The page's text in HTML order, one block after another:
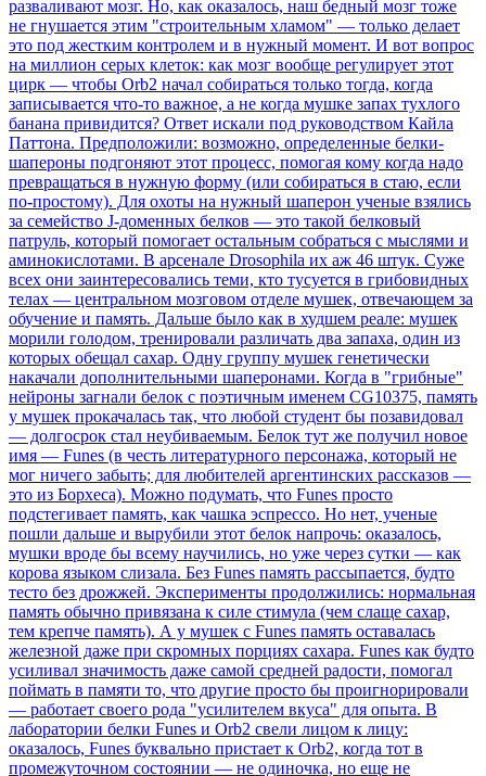
разваливают мозг. Но, как оказалось, наш бедный мозг тоже
не гнушается этим "строительным хламом" — только делает
это под жестким контролем и в нужный момент. И вот вопрос
на миллион серых клеток: как мозг вообще регулирует этот
цирк — чтобы Orb2 начал собираться только тогда, когда
записывается что-то важное, а не когда мушке запах тухлого
банана привидится? Ответ искали под руководством Кайла
Паттона. Предположили: возможно, определенные белки-
шапероны подгоняют этот процесс, помогая кому когда надо
превращаться в нужную форму (или собираться в стаю, если
по-простому). Для охоты на нужный шаперон ученые взялись
за семейство J-доменных белков — это такой белковый
патруль, который помогает остальным собраться с мыслями и
аминокислотами. В арсенале Drosophila их аж 46 штук. Суже
всех они заинтересовались теми, кто тусуется в грибовидных
телах — центральном мозговом отделе мушек, отвечающем за
обучение и память. Дальше было как в худшем реале: мушек
морили голодом, тренировали различать два запаха, один из
которых обещал сахар. Одну группу мушек генетически
накачали дополнительными шаперонами. Когда в "грибные"
нейроны загнали белок с поэтичным именем CG10375, память
у мушек прокачалась так, что любой студент бы позавидовал
— долгосрок стал неубиваемым. Белок тут же получил новое
имя — Funes (в честь литературного персонажа, который не
мог ничего забыть; для любителей аргентинских рассказов —
это из Борхеса). Можно подумать, что Funes просто
подстегивает память, как чашка эспрессо. Но нет, ученые
пошли дальше и вырубили этот белок напрочь: оказалось,
мушки вроде бы всему научились, но уже через сутки — как
корова языком слизала. Без Funes память рассыпается, будто
тесто без дрожжей. Эксперименты продолжились: нормальная
память обычно привязана к силе стимула (чем слаще сахар,
тем крепче память). А у мушек с Funes память оставалась
железной даже при скромных порциях сахара. Funes как будто
усиливал значимость даже самой средней радости, помогал
поймать в памяти то, что другие просто бы проигнорировали
— работает своего рода "усилителем вкуса" для опыта. В
лаборатории белки Funes и Orb2 свели лицом к лицу:
оказалось, Funes буквально пристает к Orb2, когда тот в
промежуточном состоянии — не одиночка, но еще не